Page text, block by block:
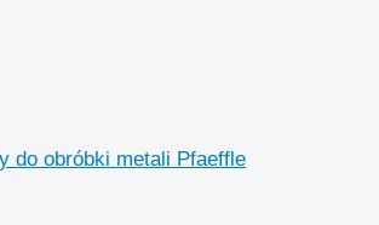
do obróbki metali Pfaeffle